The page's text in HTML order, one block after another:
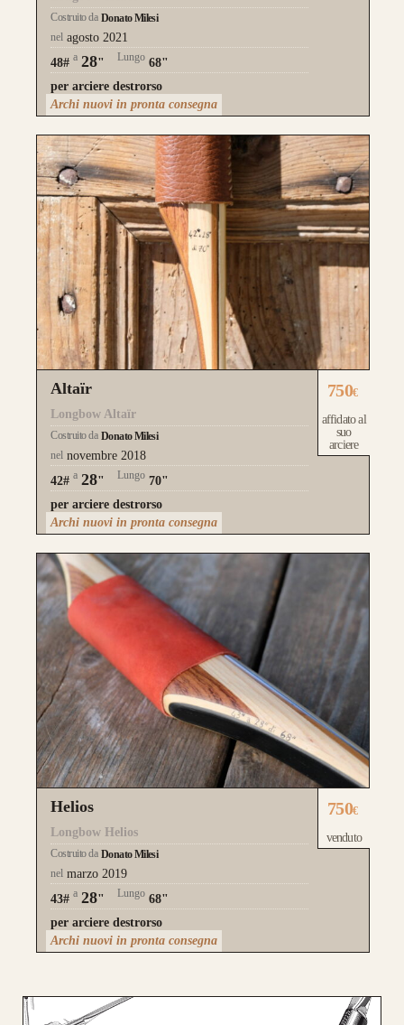
Costruito da Donato Milesi
nel agosto 2021
48# a 28" Lungo 68"
per arciere destrorso
Archi nuovi in pronta consegna
Altaïr
Longbow Altaïr
Costruito da Donato Milesi
nel novembre 2018
42# a 28" Lungo 70"
per arciere destrorso
750€
affidato al
suo
arciere
Archi nuovi in pronta consegna
Helios
Longbow Helios
Costruito da Donato Milesi
nel marzo 2019
43# a 28" Lungo 68"
per arciere destrorso
750€
venduto
Archi nuovi in pronta consegna